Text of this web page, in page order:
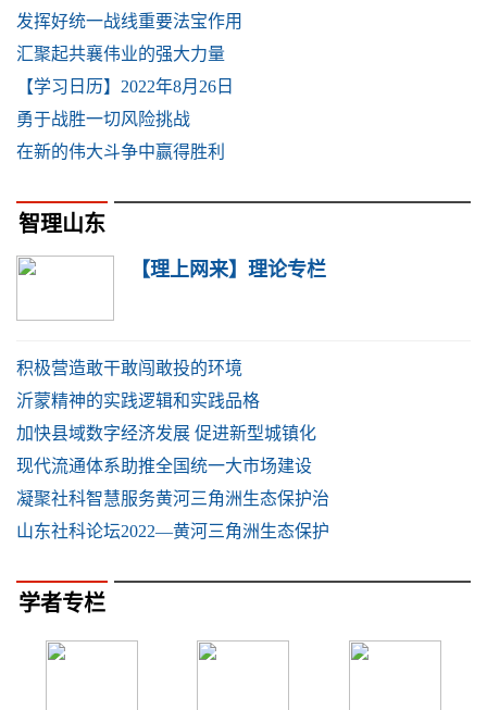
发挥好统一战线重要法宝作用
汇聚起共襄伟业的强大力量
【学习日历】2022年8月26日
勇于战胜一切风险挑战
在新的伟大斗争中赢得胜利
智理山东
【理上网来】理论专栏
积极营造敢干敢闯敢投的环境
沂蒙精神的实践逻辑和实践品格
加快县域数字经济发展 促进新型城镇化
现代流通体系助推全国统一大市场建设
凝聚社科智慧服务黄河三角洲生态保护治
山东社科论坛2022—黄河三角洲生态保护
学者专栏